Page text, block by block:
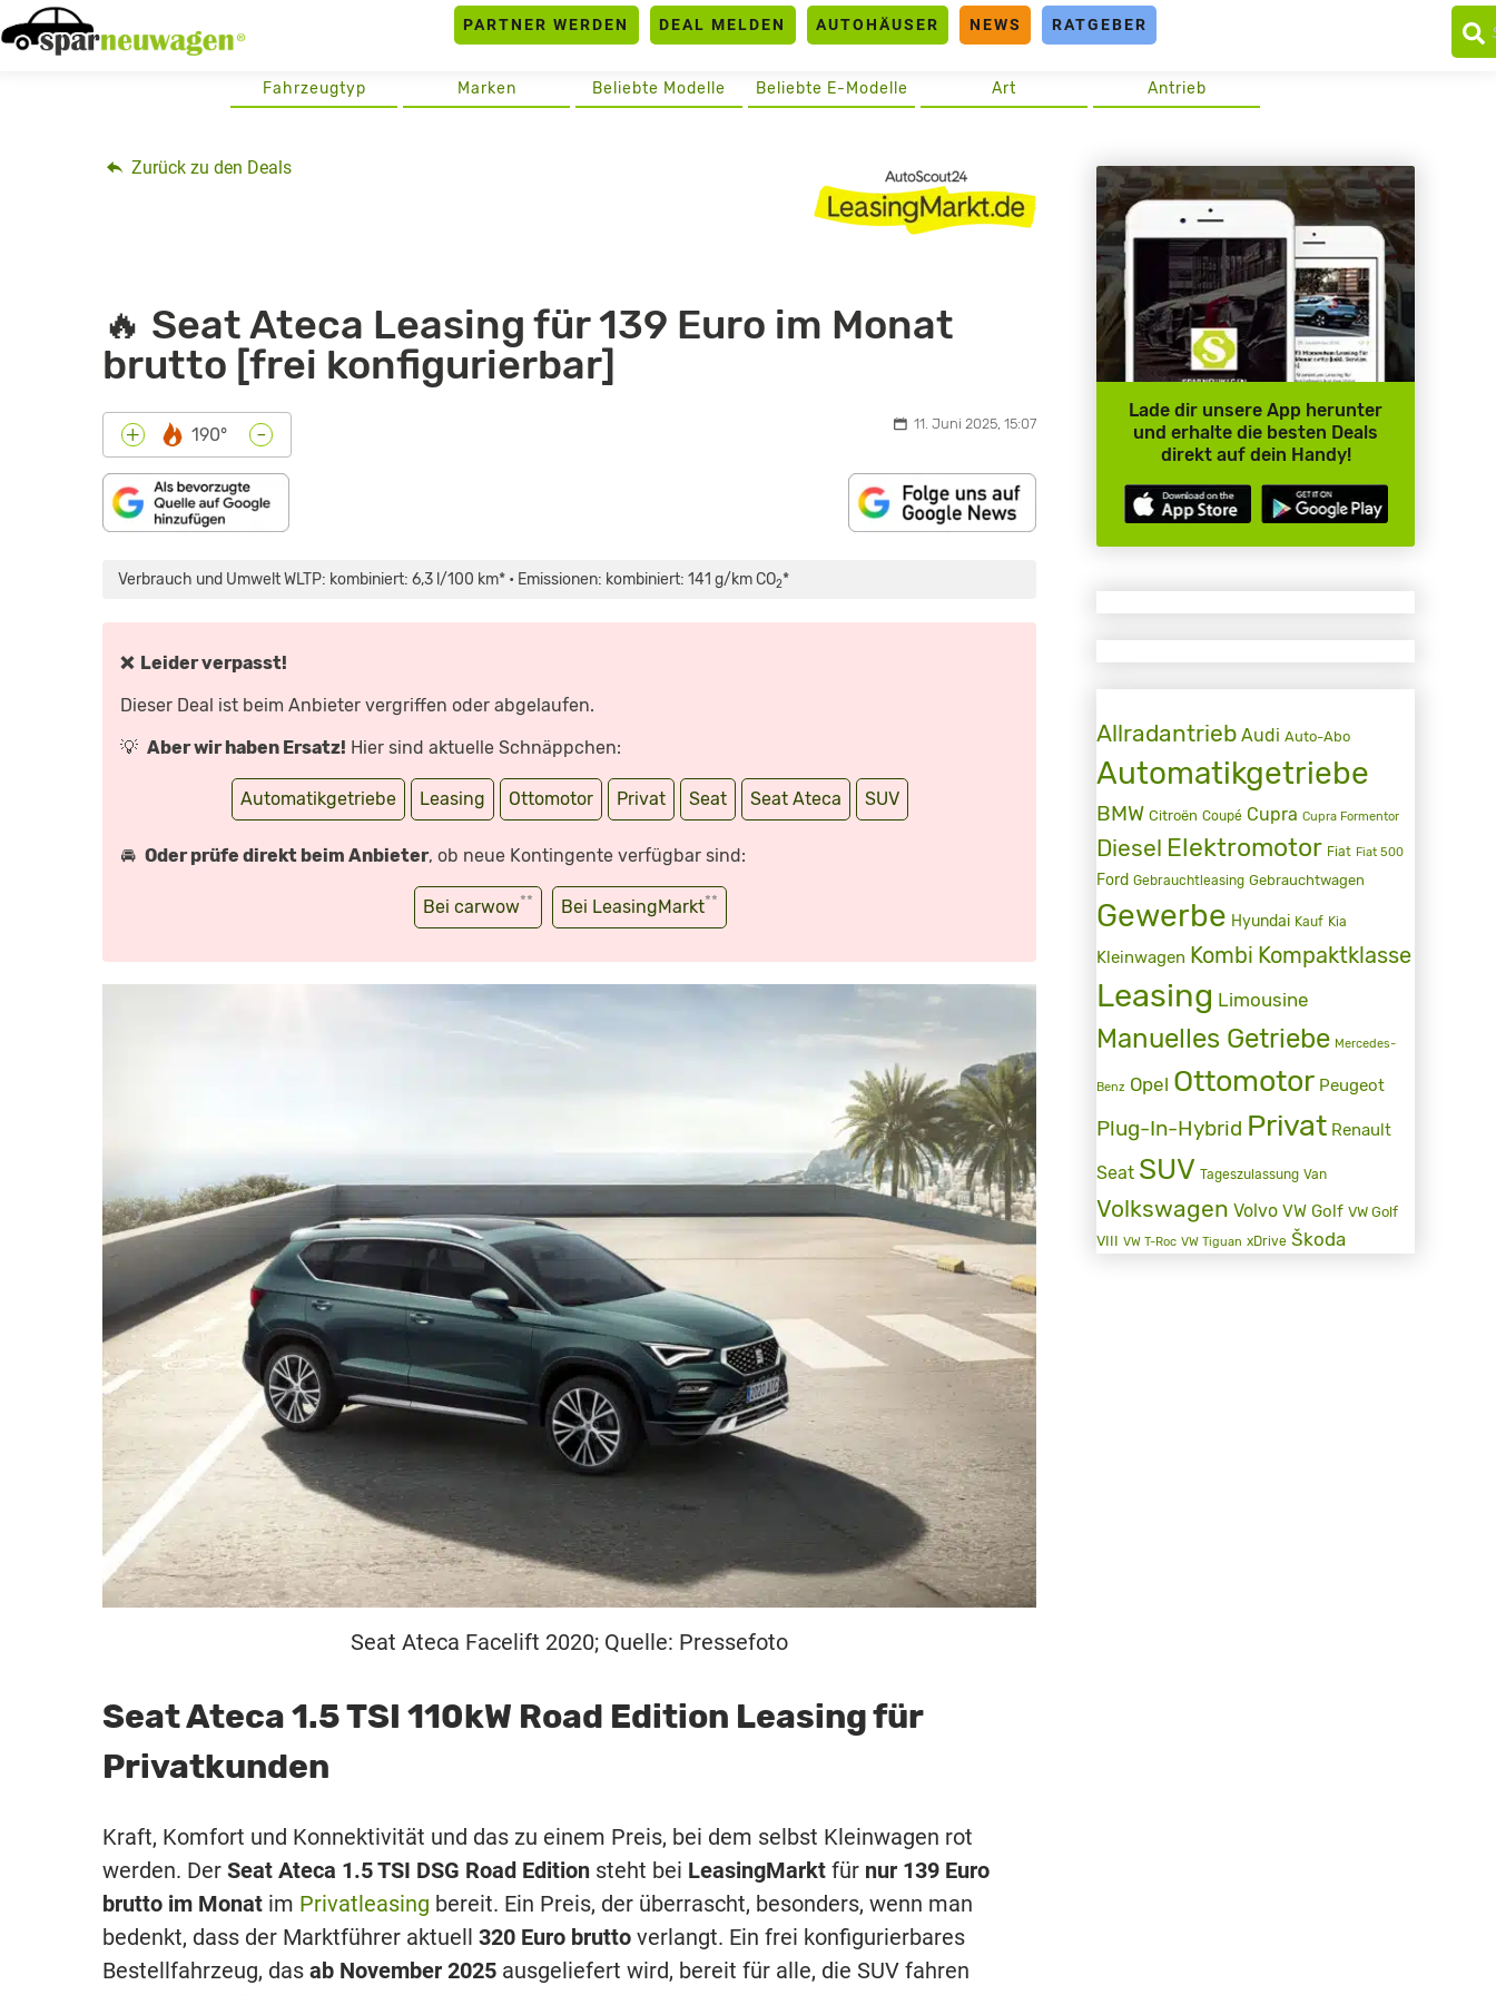
Skip
to
PARTNER WERDEN DEAL MELDEN AUTOHÄUSER NEWS RATGEBER
Antrieb
Art
Beliebte E-Modelle
Beliebte Modelle
Marken
Fahrzeugtyp
Zurück zu den Deals
🔥 Seat Ateca Leasing für 139 Euro im Monat
brutto [frei konfigurierbar]
+ 190° - 11. Juni 2025, 15:07
Verbrauch und Umwelt WLTP: kombiniert: 6,3 l/100 km* • Emissionen: kombiniert: 141 g/km CO2*
❌ Leider verpasst!
Dieser Deal ist beim Anbieter vergriffen oder abgelaufen.
💡 Aber wir haben Ersatz! Hier sind aktuelle Schnäppchen:
Automatikgetriebe Leasing Ottomotor Privat Seat Seat Ateca SUV
🚘 Oder prüfe direkt beim Anbieter, ob neue Kontingente verfügbar sind:
Bei carwow** Bei LeasingMarkt**
Seat Ateca Facelift 2020; Quelle: Pressefoto
Seat Ateca 1.5 TSI 110kW Road Edition Leasing für
Privatkunden
Kraft, Komfort und Konnektivität und das zu einem Preis, bei dem selbst Kleinwagen rot
werden. Der Seat Ateca 1.5 TSI DSG Road Edition steht bei LeasingMarkt für nur 139 Euro
brutto im Monat im Privatleasing bereit. Ein Preis, der überrascht, besonders, wenn man
bedenkt, dass der Marktführer aktuell 320 Euro brutto verlangt. Ein frei konfigurierbares
Bestellfahrzeug, das ab November 2025 ausgeliefert wird, bereit für alle, die SUV fahren
2.0
TDI:
RUDER D
ND S
PORT“ V
Lade dir unsere App herunter
und erhalte die besten Deals
direkt auf dein Handy!
Allradantrieb Audi Auto-Abo
Automatikgetriebe
BMW Citroën Coupé Cupra Cupra Formentor
Diesel Elektromotor Fiat Fiat 500
Ford Gebrauchtleasing Gebrauchtwagen
Gewerbe Hyundai Kauf Kia
Kleinwagen Kombi Kompaktklasse
Leasing Limousine
Manuelles Getriebe Mercedes-
Benz Opel Ottomotor Peugeot
Plug-In-Hybrid Privat Renault
Seat SUV Tageszulassung Van
Volkswagen Volvo VW Golf VW Golf
VIII VW T-Roc VW Tiguan xDrive Škoda